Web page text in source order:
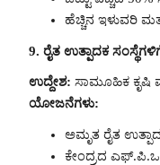
ಹೆಚ್ಚಿನ ಇಳುವರಿ
9. ರೈತ ಉತ್ಪಾದಕ
ಉದ್ದೇಶ: ಸಾಮೂಹಿಕ ಕೃಷಿ
ಯೋಜನೆಗಳು:
ಅಮೃತ ರೈತ
ಕೇಂದ್ರದ ಎಫ್.ಪಿ.ಒ.